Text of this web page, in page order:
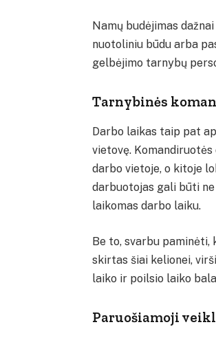
Namų budėjimas
nuotoliniu būdu arba
gelbėjimo tarnybų
Tarnybinės
Darbo laikas taip pat
vietovę.
darbo vietoje, o kitoje
darbuotojas gali būti
laikomas darbo laiku.
Be to, svarbu
skirtas šiai kelionei,
laiko ir poilsio laiko
Paruošiamoji